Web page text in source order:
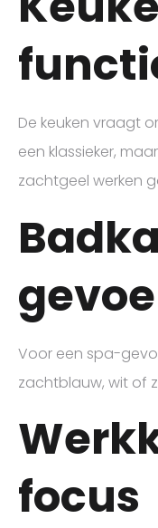
De keuken vraagt
een klassieker,
zachtgeel werken
Voor een spa-
zachtblauw, wit of
focus